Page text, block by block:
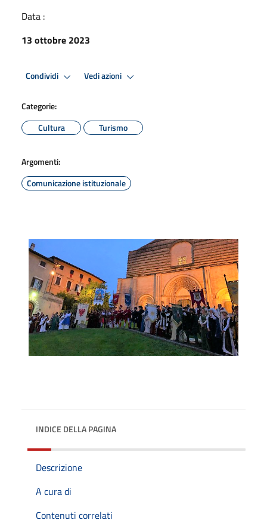
Data :
13 ottobre 2023
Condividi Vedi azioni
Categorie:
Cultura
Turismo
Argomenti:
Comunicazione istituzionale
INDICE DELLA PAGINA
Descrizione
A cura di
Contenuti correlati